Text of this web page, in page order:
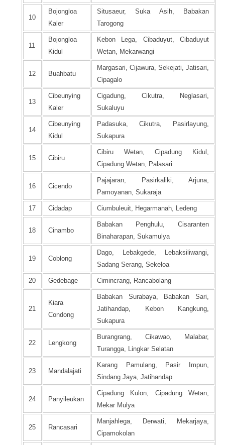
10
Bojongloa
Kaler
Situsaeur, Suka Asih, Babakan
Tarogong
11
Bojongloa
Kidul
Kebon Lega, Cibaduyut, Cibaduyut
Wetan, Mekarwangi
12 Buahbatu
Margasari, Cijawura, Sekejati, Jatisari,
Cipagalo
13
Cibeunying
Kaler
Cigadung, Cikutra, Neglasari,
Sukaluyu
14
Cibeunying
Kidul
Padasuka, Cikutra, Pasirlayung,
Sukapura
15 Cibiru
Cibiru Wetan, Cipadung Kidul,
Cipadung Wetan, Palasari
16 Cicendo
Pajajaran, Pasirkaliki, Arjuna,
Pamoyanan, Sukaraja
17 Cidadap Ciumbuleuit, Hegarmanah, Ledeng
18 Cinambo
Babakan Penghulu, Cisaranten
Binaharapan, Sukamulya
19 Coblong
Dago, Lebakgede, Lebaksiliwangi,
Sadang Serang, Sekeloa
20 Gedebage Cimincrang, Rancabolang
21
Kiara
Condong
Babakan Surabaya, Babakan Sari,
Jatihandap, Kebon Kangkung,
Sukapura
22 Lengkong
Burangrang, Cikawao, Malabar,
Turangga, Lingkar Selatan
23 Mandalajati
Karang Pamulang, Pasir Impun,
Sindang Jaya, Jatihandap
24 Panyileukan
Cipadung Kulon, Cipadung Wetan,
Mekar Mulya
25 Rancasari
Manjahlega, Derwati, Mekarjaya,
Cipamokolan